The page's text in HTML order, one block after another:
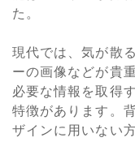
た。
現代では、気が散
ーの画像などが貴
必要な情報を取得
特徴があります。
ザインに用いない